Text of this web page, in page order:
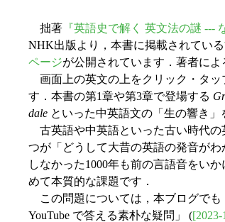
拙著 『英語史で解く 英文法の謎 ---
NHK出版より，本書に掲載されている
ページが公開されています．著者に
画面上の英文の上をクリック・タッ
す．本書の第1章や第3章で登場する
dale といった中英語文の「生の響き
古英語や中英語といった古い時代の
つが「どうして大昔の英語の発音が
しなかった1000年も前の言語音をい
めて本質的な課題です．
この問題については，本ブログでも
YouTube で答える素朴な疑問」 ([2023-